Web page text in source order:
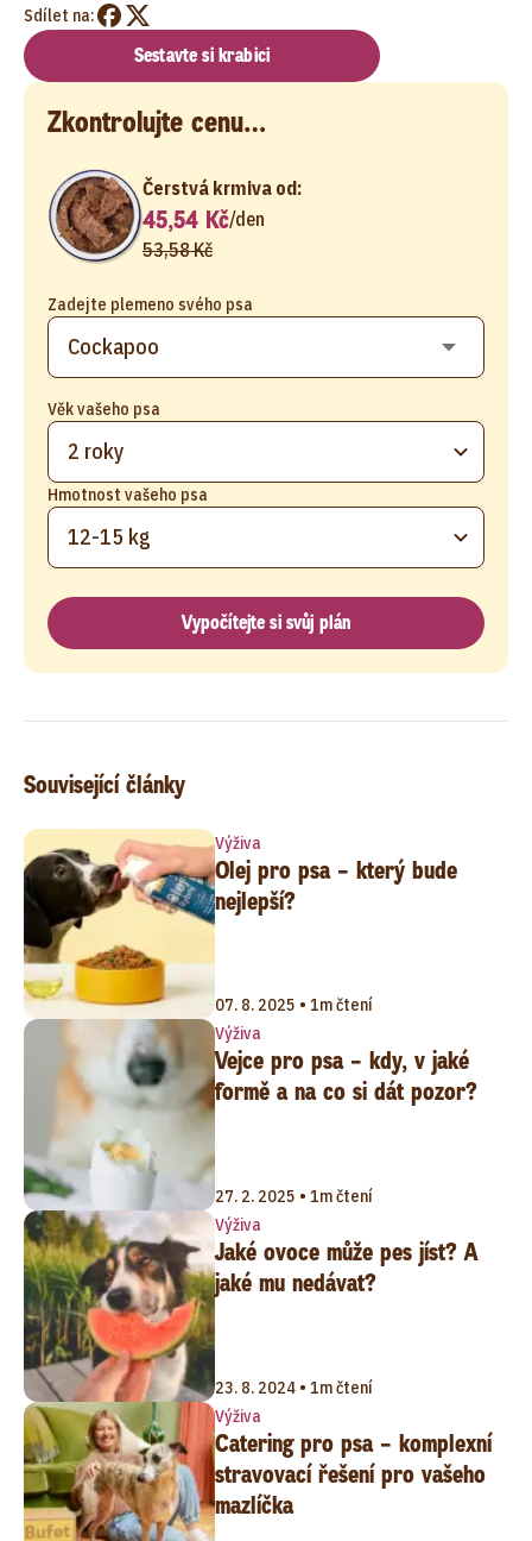
Sdílet na:
Sestavte si krabici
Zkontrolujte cenu…
Zadejte plemeno svého psa
Věk vašeho psa
2 roky
Hmotnost vašeho psa
12-15 kg
Čerstvá krmiva od:
45,54 Kč/den
53,58 Kč
Vypočítejte si svůj plán
Související články
Výživa
Olej pro psa – který bude
nejlepší?
07. 8. 2025 • 1m čtení
Výživa
Vejce pro psa – kdy, v jaké
formě a na co si dát pozor?
27. 2. 2025 • 1m čtení
Výživa
Jaké ovoce může pes jíst? A
jaké mu nedávat?
23. 8. 2024 • 1m čtení
Výživa
Catering pro psa – komplexní
stravovací řešení pro vašeho
mazlíčka